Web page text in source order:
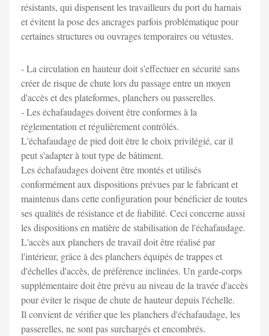
résistants, qui dispensent les travailleurs du port du harnais
et évitent la pose des ancrages parfois problématique pour
certaines structures ou ouvrages temporaires ou vétustes.
- La circulation en hauteur doit s'effectuer en sécurité sans
créer de risque de chute lors du passage entre un moyen
d'accès et des plateformes, planchers ou passerelles.
- Les échafaudages doivent être conformes à la
réglementation et régulièrement contrôlés.
L'échafaudage de pied doit être le choix privilégié, car il
peut s'adapter à tout type de bâtiment.
Les échafaudages doivent être montés et utilisés
conformément aux dispositions prévues par le fabricant et
maintenus dans cette configuration pour bénéficier de toutes
ses qualités de résistance et de fiabilité. Ceci concerne aussi
les dispositions en matière de stabilisation de l'échafaudage.
L'accès aux planchers de travail doit être réalisé par
l'intérieur, grâce à des planchers équipés de trappes et
d'échelles d'accès, de préférence inclinées. Un garde-corps
supplémentaire doit être prévu au niveau de la travée d'accès
pour éviter le risque de chute de hauteur depuis l'échelle.
Il convient de vérifier que les planchers d'échafaudage, les
passerelles, ne sont pas surchargés et encombrés.